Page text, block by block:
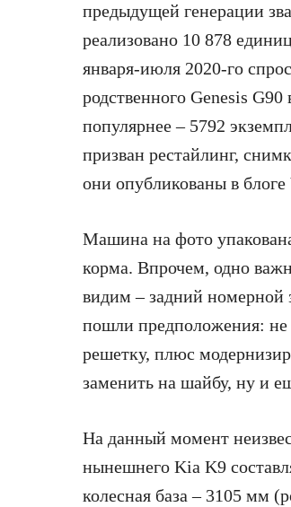
предыдущей генерации
реализовано 10 878
января-июля 2020-го
родственного Genesis
популярнее – 5792
призван рестайлинг,
они опубликованы в
Машина на фото
корма. Впрочем, одно
видим – задний
пошли предположения:
решетку, плюс
заменить на шайбу, ну и
На данный момент
нынешнего Kia K9
колесная база – 3105 мм